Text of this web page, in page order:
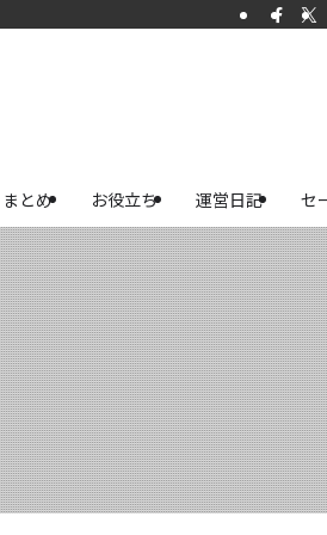
まとめ お役立ち 運営日記 セ